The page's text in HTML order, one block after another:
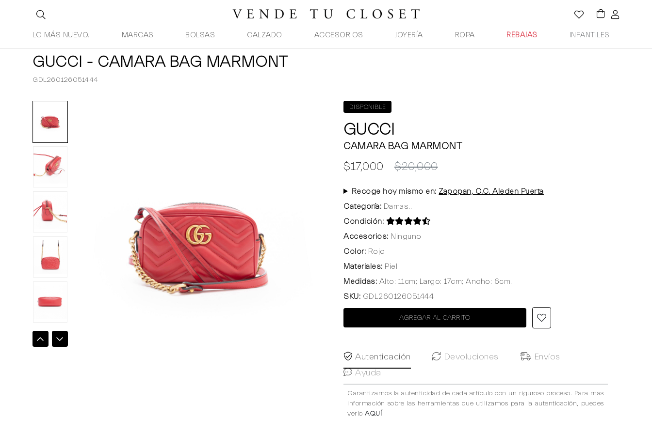
LO MÁS NUEVO. MARCAS BOLSAS CALZADO ACCESORIOS JOYERÍA ROPA REBAJAS INFANTILES
GUCCI - CAMARA BAG MARMONT
GDL260126051444
DISPONIBLE
GUCCI
CAMARA BAG MARMONT
$17,000 $20,000
Recoge hoy mismo en: Zapopan, C.C. Aleden Puerta
Categoría: Damas..
Condición:
Accesorios: Ninguno
Color: Rojo
Materiales: Piel
Medidas: Alto: 11cm; Largo: 17cm; Ancho: 6cm.
SKU: GDL260126051444
AGREGAR AL CARRITO
Autenticación Devoluciones
Envíos
Ayuda
Garantizamos la autenticidad de cada artículo con un riguroso proceso. Para mas
información sobre las herramientas que utilizamos para la autenticación, puedes
verlo AQUÍ